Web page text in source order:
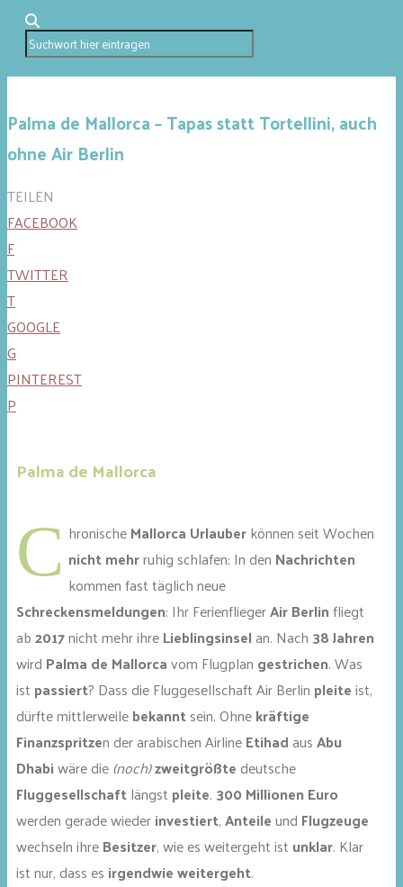
Palma de Mallorca – Tapas statt Tortellini, auch
ohne Air Berlin
TEILEN
FACEBOOK
F
TWITTER
T
GOOGLE
G
PINTEREST
P
Palma de Mallorca
C hronischeMallorca Urlauberkönnen seit Wochen
nicht mehrruhig schlafen: In den Nachrichten
kommen fast täglich neue
Schreckensmeldungen: Ihr FerienfliegerAir Berlinfliegt
ab2017nicht mehr ihreLieblingsinselan. Nach 38 Jahren
wird Palma de Mallorcavom Flugplan gestrichen. Was
ist passiert? Dass die Fluggesellschaft Air Berlin pleiteist,
dürfte mittlerweilebekanntsein. Ohnekräftige
Finanzspritzen der arabischen AirlineEtihadausAbu
Dhabiwäre die (noch)zweitgrößte deutsche
Fluggesellschaftlängst pleite. 300 Millionen Euro
werden gerade wiederinvestiert,Anteileund Flugzeuge
wechseln ihreBesitzer, wie es weitergeht ist unklar. Klar
ist nur, dass es irgendwie weitergeht.